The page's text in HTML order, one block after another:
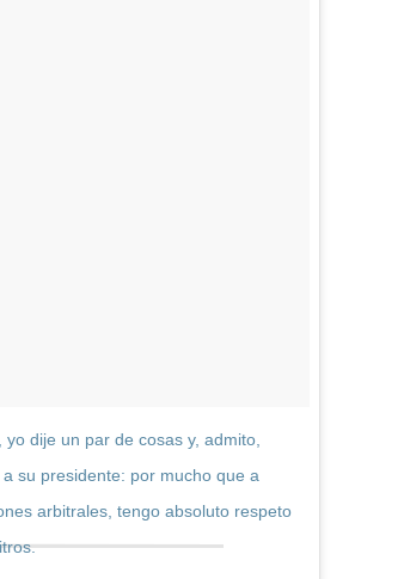
dije un par de cosas y, admito,
su presidente: por mucho que a
arbitrales, tengo absoluto respeto